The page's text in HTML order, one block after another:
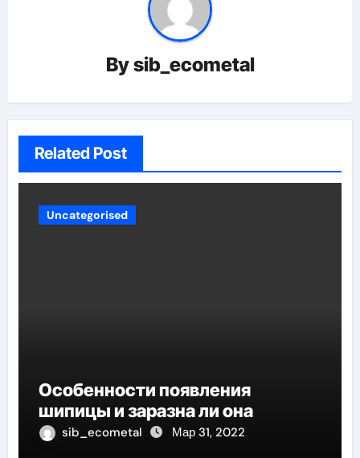
Bysib_ecometal
Related Post
Uncategorised
Особенности появления
шипицы и заразна ли она
sib_ecometal Мар 31, 2022